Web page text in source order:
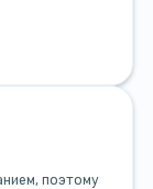
поэтому